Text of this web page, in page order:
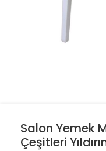
Salon Yemek
Çeşitleri